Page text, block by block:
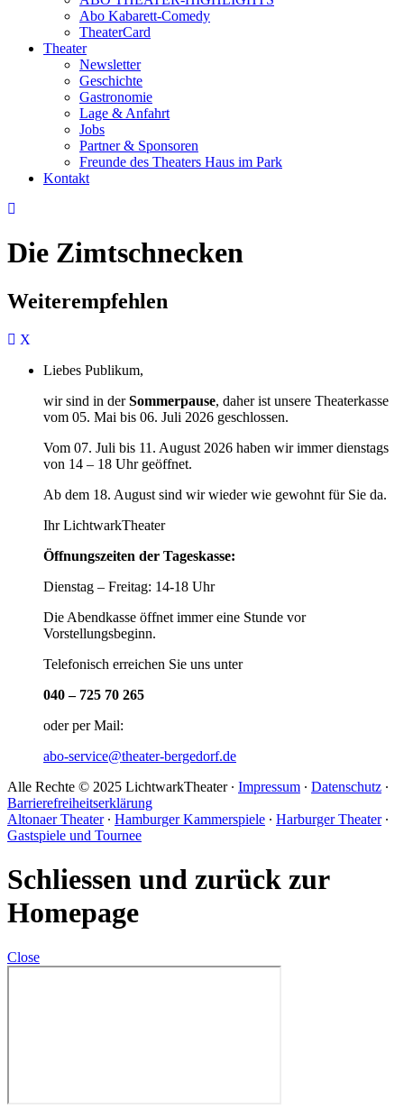
Abo Kabarett-Comedy
TheaterCard
Theater
Newsletter
Geschichte
Gastronomie
Lage & Anfahrt
Jobs
Partner & Sponsoren
Freunde des Theaters Haus im Park
Kontakt
Die Zimtschnecken
Weiterempfehlen
Liebes Publikum,
wir sind in derSommerpause, daher ist unsere Theaterkasse
vom 05. Mai bis 06. Juli 2026 geschlossen.
Vom 07. Juli bis 11. August 2026 haben wir immer dienstags
von 14 – 18 Uhr geöffnet.
Ab dem 18. August sind wir wieder wie gewohnt für Sie da.
Ihr LichtwarkTheater
Öffnungszeiten der Tageskasse:
Dienstag – Freitag: 14-18 Uhr
Die Abendkasse öffnet immer eine Stunde vor
Vorstellungsbeginn.
Telefonisch erreichen Sie uns unter
040 – 725 70 265
oder per Mail:
abo-service@theater-bergedorf.de
Alle Rechte © 2025 LichtwarkTheater ∙ Impressum ∙ Datenschutz ∙
Barrierefreiheitserklärung
Altonaer Theater∙ Hamburger Kammerspiele ∙ Harburger Theater∙
Gastspiele und Tournee
Schliessen und zurück zur
Homepage
Close